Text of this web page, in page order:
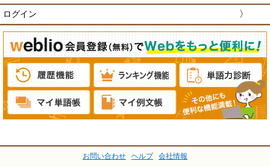
ログイン 〉
お問い合わせ ヘルプ 会社情報